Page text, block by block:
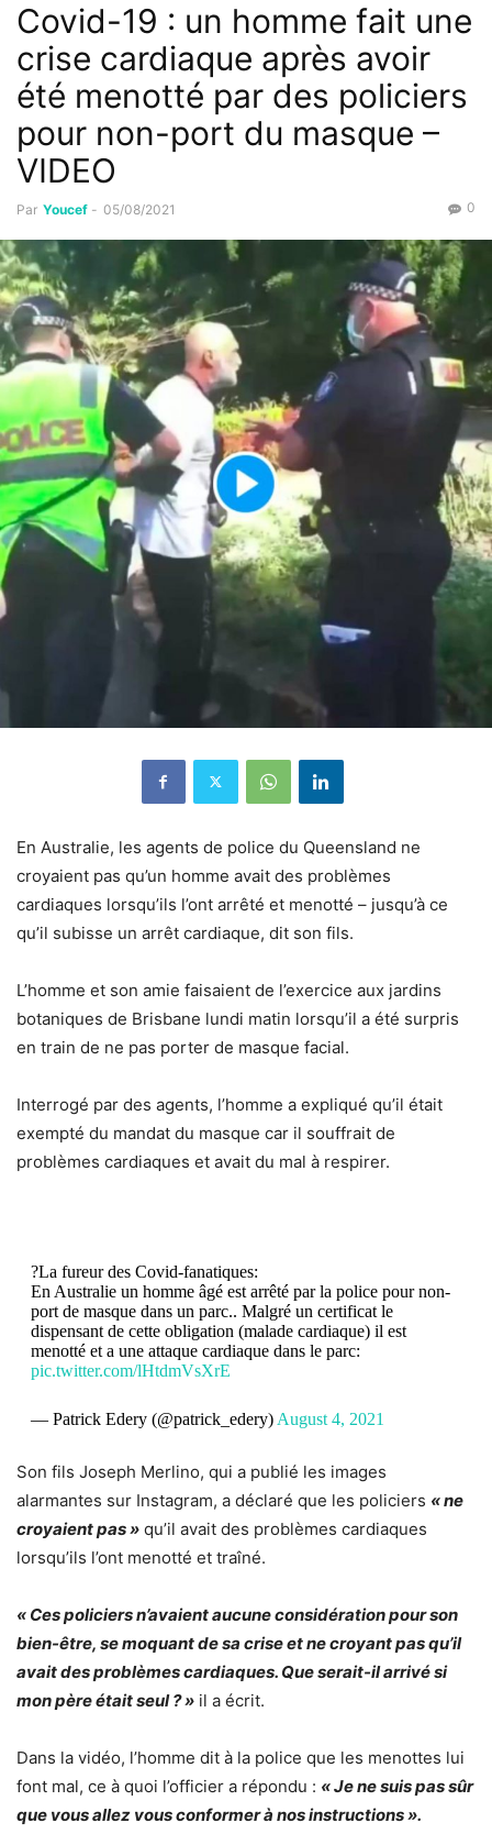
Covid-19 : un homme fait une
crise cardiaque après avoir
été menotté par des policiers
pour non-port du masque –
VIDEO
Par Youcef - 05/08/2021 0
En Australie, les agents de police du Queensland ne
croyaient pas qu’un homme avait des problèmes
cardiaques lorsqu’ils l’ont arrêté et menotté – jusqu’à ce
qu’il subisse un arrêt cardiaque, dit son fils.
L’homme et son amie faisaient de l’exercice aux jardins
botaniques de Brisbane lundi matin lorsqu’il a été surpris
en train de ne pas porter de masque facial.
Interrogé par des agents, l’homme a expliqué qu’il était
exempté du mandat du masque car il souffrait de
problèmes cardiaques et avait du mal à respirer.
?La fureur des Covid-fanatiques:
En Australie un homme âgé est arrêté par la police pour non-
port de masque dans un parc.. Malgré un certificat le
dispensant de cette obligation (malade cardiaque) il est
menotté et a une attaque cardiaque dans le parc:
pic.twitter.com/lHtdmVsXrE
— Patrick Edery (@patrick_edery) August 4, 2021
Son fils Joseph Merlino, qui a publié les images
alarmantes sur Instagram, a déclaré que les policiers « ne
croyaient pas » qu’il avait des problèmes cardiaques
lorsqu’ils l’ont menotté et traîné.
« Ces policiers n’avaient aucune considération pour son
bien-être, se moquant de sa crise et ne croyant pas qu’il
avait des problèmes cardiaques. Que serait-il arrivé si
mon père était seul ? » il a écrit.
Dans la vidéo, l’homme dit à la police que les menottes lui
font mal, ce à quoi l’officier a répondu : « Je ne suis pas sûr
que vous allez vous conformer à nos instructions ».